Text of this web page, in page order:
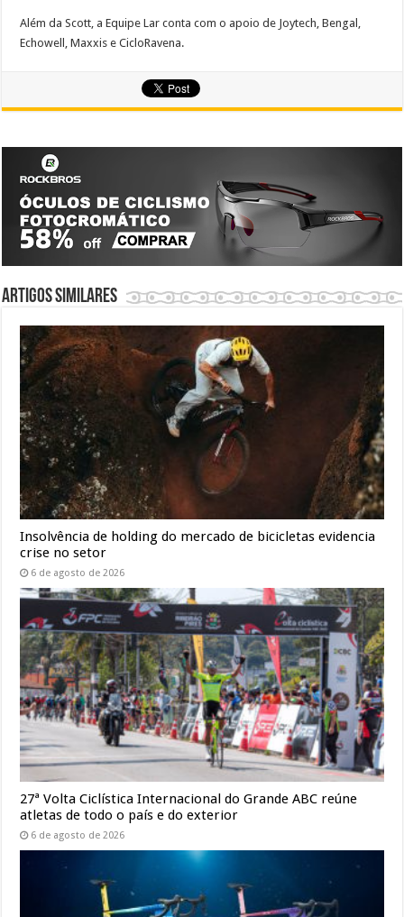
Além da Scott, a Equipe Lar conta com o apoio de Joytech, Bengal,
Echowell, Maxxis e CicloRavena.
Artigos similares
Insolvência de holding do mercado de bicicletas evidencia
crise no setor
6 de agosto de 2026
27ª Volta Ciclística Internacional do Grande ABC reúne
atletas de todo o país e do exterior
6 de agosto de 2026